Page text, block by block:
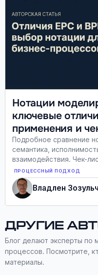
Нотации
ключевые
применения и
Подробное сравнение
семантика,
взаимодействия. Чек-
миграции.
ПРОЦЕССНЫЙ ПОДХОД
Владлен
Другие
Блог делают эксперты
процессов. Посмотрите,
материалы.